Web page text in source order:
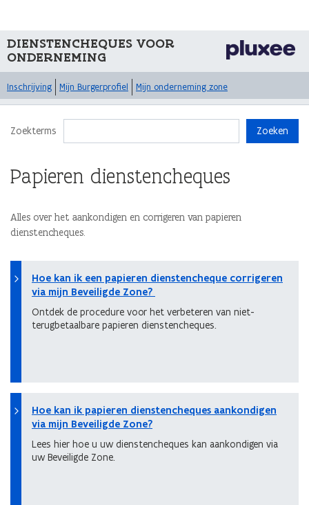
DIENSTENCHEQUES VOOR
ONDERNEMING
Inschrijving Mijn Burgerprofiel Mijn onderneming zone
Zoekterms Zoeken
Papieren dienstencheques
Alles over het aankondigen en corrigeren van papieren
dienstencheques.
Hoe kan ik een papieren dienstencheque corrigeren
via mijn Beveiligde Zone?
Ontdek de procedure voor het verbeteren van niet-
terugbetaalbare papieren dienstencheques.
Hoe kan ik papieren dienstencheques aankondigen
via mijn Beveiligde Zone?
Lees hier hoe u uw dienstencheques kan aankondigen via
uw Beveiligde Zone.